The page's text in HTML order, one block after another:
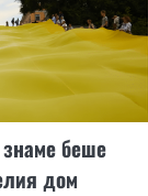
беше
дом